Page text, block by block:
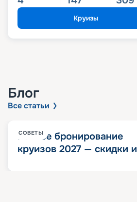
Круизы
Блог
Все статьи
СОВЕТЫ
Раннее бронирование
круизов 2027 — скидки и